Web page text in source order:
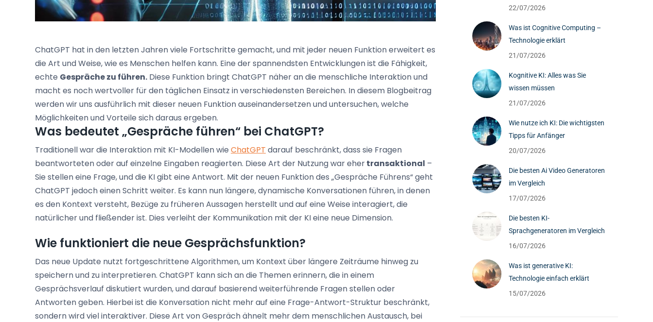
ChatGPT hat in den letzten Jahren viele Fortschritte gemacht, und mit jeder neuen Funktion erweitert es
die Art und Weise, wie es Menschen helfen kann. Eine der spannendsten Entwicklungen ist die Fähigkeit,
echte Gespräche zu führen. Diese Funktion bringt ChatGPT näher an die menschliche Interaktion und
macht es noch wertvoller für den täglichen Einsatz in verschiedensten Bereichen. In diesem Blogbeitrag
werden wir uns ausführlich mit dieser neuen Funktion auseinandersetzen und untersuchen, welche
Möglichkeiten und Vorteile sich daraus ergeben.
Was bedeutet „Gespräche führen“ bei ChatGPT?
Traditionell war die Interaktion mit KI-Modellen wie ChatGPT darauf beschränkt, dass sie Fragen
beantworteten oder auf einzelne Eingaben reagierten. Diese Art der Nutzung war ehertransaktional –
Sie stellen eine Frage, und die KI gibt eine Antwort. Mit der neuen Funktion des „Gespräche Führens“ geht
ChatGPT jedoch einen Schritt weiter. Es kann nun längere, dynamische Konversationen führen, in denen
es den Kontext versteht, Bezüge zu früheren Aussagen herstellt und auf eine Weise interagiert, die
natürlicher und fließender ist. Dies verleiht der Kommunikation mit der KI eine neue Dimension.
Wie funktioniert die neue Gesprächsfunktion?
Das neue Update nutzt fortgeschrittene Algorithmen, um Kontext über längere Zeiträume hinweg zu
speichern und zu interpretieren. ChatGPT kann sich an die Themen erinnern, die in einem
Gesprächsverlauf diskutiert wurden, und darauf basierend weiterführende Fragen stellen oder
Antworten geben. Hierbei ist die Konversation nicht mehr auf eine Frage-Antwort-Struktur beschränkt,
sondern wird viel interaktiver. Diese Art von Gespräch ähnelt mehr dem menschlichen Austausch, bei
22/07/2026
Was ist Cognitive Computing –
Technologie erklärt
21/07/2026
Kognitive KI: Alles was Sie
wissen müssen
21/07/2026
Wie nutze ich KI: Die wichtigsten
Tipps für Anfänger
20/07/2026
Die besten Ai Video Generatoren
im Vergleich
17/07/2026
Die besten KI-
Sprachgeneratoren im Vergleich
16/07/2026
Was ist generative KI:
Technologie einfach erklärt
15/07/2026